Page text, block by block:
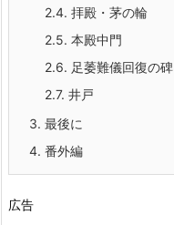
2.4. 拝殿・茅の輪
2.5. 本殿中門
2.6. 足萎難儀回復の碑
2.7. 井戸
3. 最後に
4. 番外編
広告